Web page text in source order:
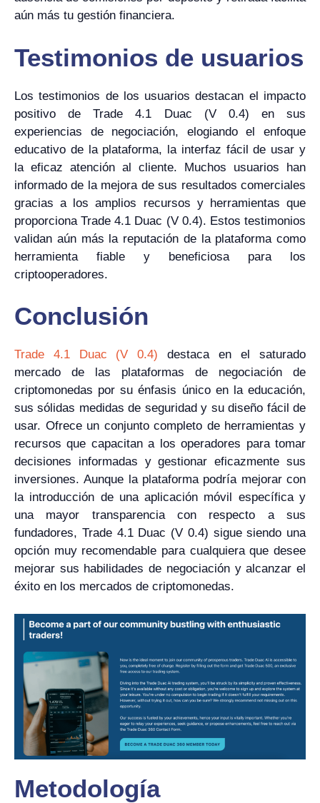
aún más tu gestión financiera.
Testimonios de usuarios
Los testimonios de los usuarios destacan el impacto
positivo de Trade 4.1 Duac (V 0.4) en sus
experiencias de negociación, elogiando el enfoque
educativo de la plataforma, la interfaz fácil de usar y
la eficaz atención al cliente. Muchos usuarios han
informado de la mejora de sus resultados comerciales
gracias a los amplios recursos y herramientas que
proporciona Trade 4.1 Duac (V 0.4). Estos testimonios
validan aún más la reputación de la plataforma como
herramienta fiable y beneficiosa para los
criptooperadores.
Conclusión
Trade 4.1 Duac (V 0.4) destaca en el saturado
mercado de las plataformas de negociación de
criptomonedas por su énfasis único en la educación,
sus sólidas medidas de seguridad y su diseño fácil de
usar. Ofrece un conjunto completo de herramientas y
recursos que capacitan a los operadores para tomar
decisiones informadas y gestionar eficazmente sus
inversiones. Aunque la plataforma podría mejorar con
la introducción de una aplicación móvil específica y
una mayor transparencia con respecto a sus
fundadores, Trade 4.1 Duac (V 0.4) sigue siendo una
opción muy recomendable para cualquiera que desee
mejorar sus habilidades de negociación y alcanzar el
éxito en los mercados de criptomonedas.
Metodología